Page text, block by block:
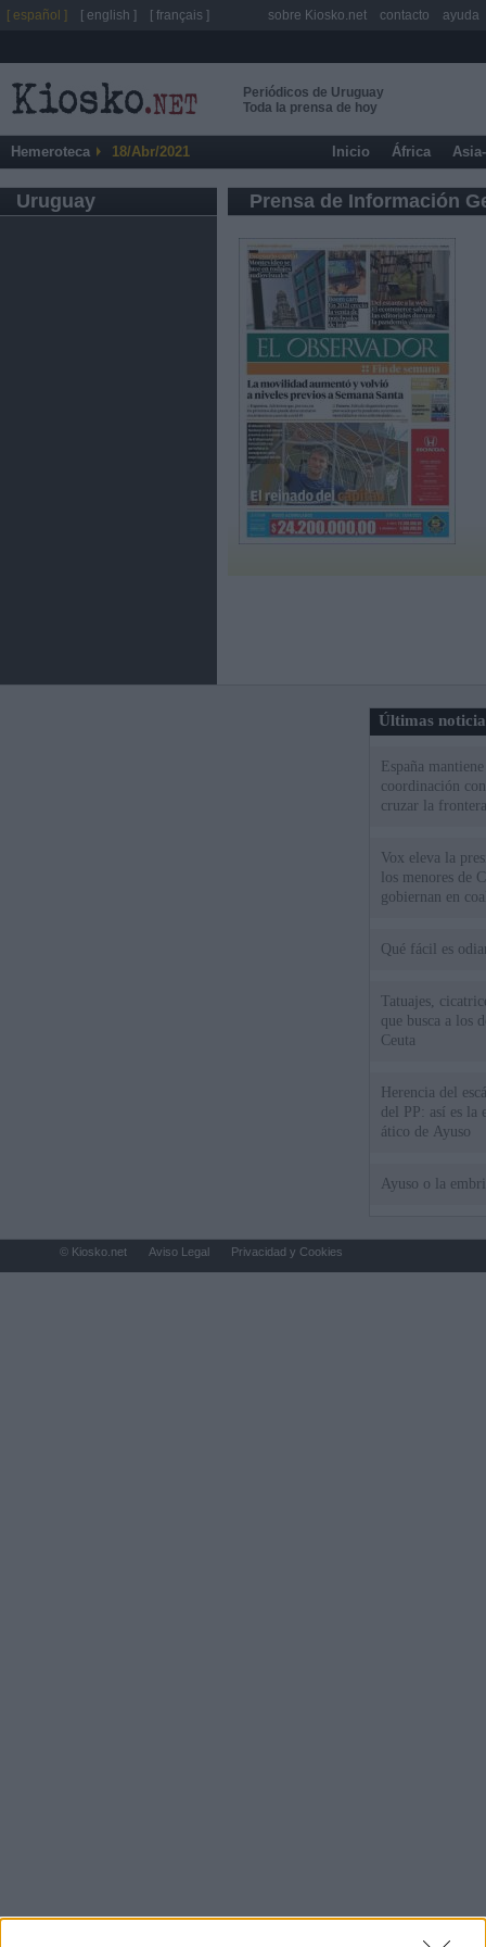
Periódicos de Uruguay
Toda la prensa de hoy
Hemeroteca 18/Abr/2021 Inicio África
Uruguay Prensa de Información
Últimas
España
coordinación
cruzar la
Vox eleva la
los menores de
gobiernan en
Qué fácil es
Tatuajes,
que busca a los
Ceuta
Herencia del
del PP: así es la
ático de Ayuso
Ayuso o la
[ español ] [ english ] [ français ] sobre Kiosko.net contacto ayuda
© Kiosko.net Aviso Legal Privacidad y Cookies